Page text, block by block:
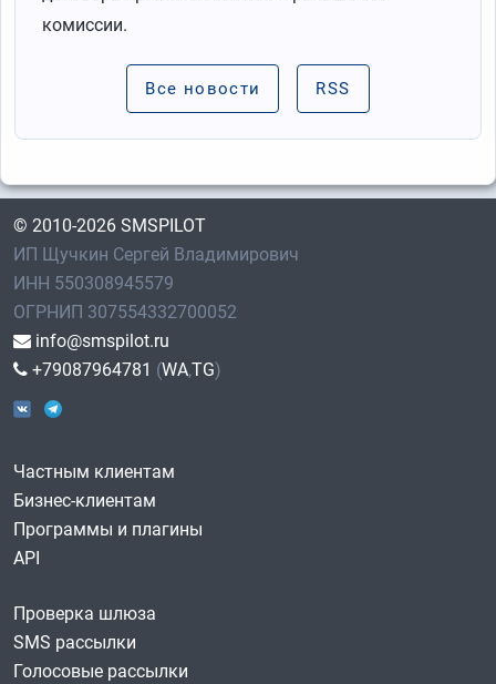
комиссии.
Все новости RSS
© 2010-2026 SMSPILOT
ИП Щучкин Сергей Владимирович
ИНН 550308945579
ОГРНИП 307554332700052
info@smspilot.ru
+79087964781 (WA,TG)
Частным клиентам
Бизнес-клиентам
Программы и плагины
API
Проверка шлюза
SMS рассылки
Голосовые рассылки